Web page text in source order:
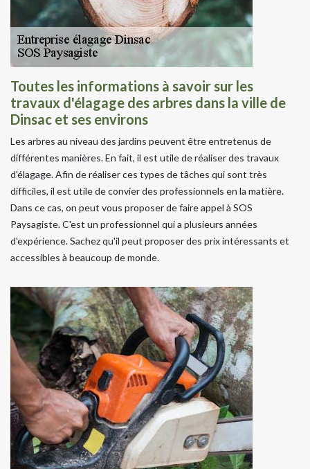
Toutes les informations à savoir sur les
travaux d'élagage des arbres dans la ville de
Dinsac et ses environs
Les arbres au niveau des jardins peuvent être entretenus de
différentes manières. En fait, il est utile de réaliser des travaux
d'élagage. Afin de réaliser ces types de tâches qui sont très
difficiles, il est utile de convier des professionnels en la matière.
Dans ce cas, on peut vous proposer de faire appel à SOS
Paysagiste. C'est un professionnel qui a plusieurs années
d'expérience. Sachez qu'il peut proposer des prix intéressants et
accessibles à beaucoup de monde.